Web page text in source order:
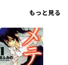
もっと見る